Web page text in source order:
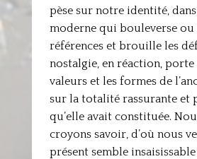
pèse sur notre identité,
moderne qui bouleverse
références et brouille les
nostalgie, en réaction, porte
valeurs et les formes de
sur la totalité rassurante et
qu’elle avait constituée.
croyons savoir, d’où nous
présent semble insaisissable